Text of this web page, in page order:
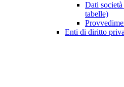
Dati
tabelle)
Enti di diritto